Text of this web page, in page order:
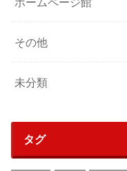
その他
未分類
タグ